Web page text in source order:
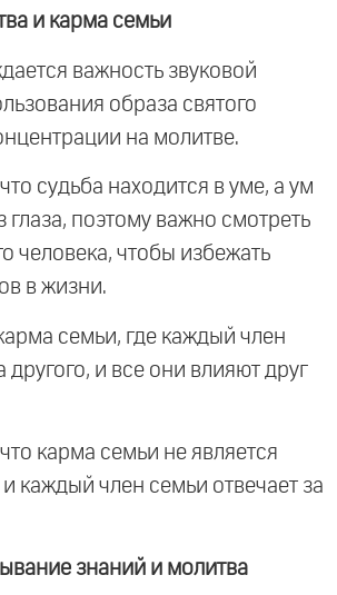
и карма семьи
важность звуковой
образа святого
на молитве.
судьба находится в уме, а ум
глаза, поэтому важно смотреть
человека, чтобы избежать
в жизни.
семьи, где каждый член
другого, и все они влияют друг
карма семьи не является
каждый член семьи отвечает за
знаний и молитва